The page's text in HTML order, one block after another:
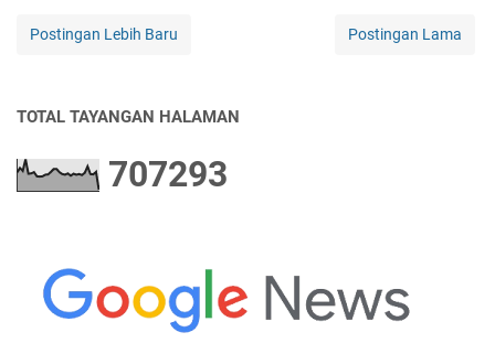
Postingan Lebih Baru Postingan Lama
TOTAL TAYANGAN HALAMAN
707293